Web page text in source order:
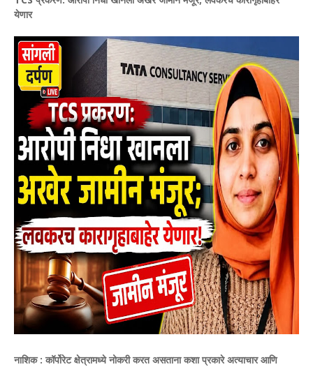
येणार
नाशिक : कॉर्पोरेट क्षेत्रामध्ये नोकरी करत असताना कशा प्रकारे अत्याचार आणि